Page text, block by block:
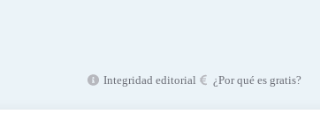
Integridad editorial ¿Por qué es gratis?